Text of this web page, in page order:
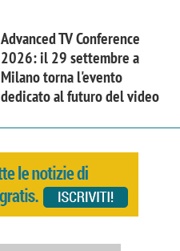
Advanced TV Conference
2026: il 29 settembre a
Milano torna l'evento
dedicato al futuro del video